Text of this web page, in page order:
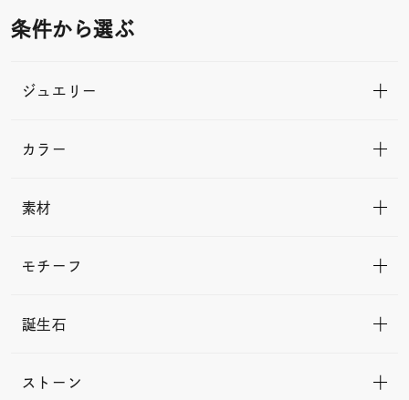
条件から選ぶ
ジュエリー
カラー
素材
モチーフ
誕生石
ストーン